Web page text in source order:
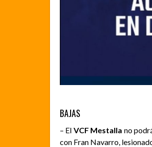
BAJAS
– El VCF Mestalla no
con Fran Navarro,